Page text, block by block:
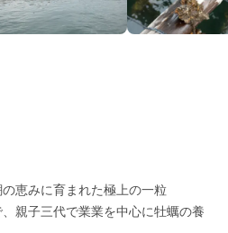
恵みに育まれた極上の一粒
親子三代で業業を中心に牡蠣の養